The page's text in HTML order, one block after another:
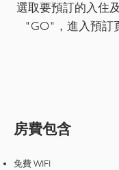
選取要預訂的入住
"GO"，進入預訂
房費包含
免費 WIFI